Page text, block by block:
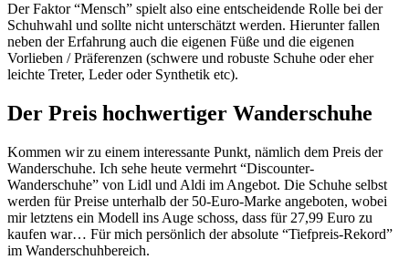
Der Faktor “Mensch” spielt also eine entscheidende Rolle bei der
Schuhwahl und sollte nicht unterschätzt werden. Hierunter fallen
neben der Erfahrung auch die eigenen Füße und die eigenen
Vorlieben / Präferenzen (schwere und robuste Schuhe oder eher
leichte Treter, Leder oder Synthetik etc).
Der Preis hochwertiger Wanderschuhe
Kommen wir zu einem interessante Punkt, nämlich dem Preis der
Wanderschuhe. Ich sehe heute vermehrt “Discounter-
Wanderschuhe” von Lidl und Aldi im Angebot. Die Schuhe selbst
werden für Preise unterhalb der 50-Euro-Marke angeboten, wobei
mir letztens ein Modell ins Auge schoss, dass für 27,99 Euro zu
kaufen war… Für mich persönlich der absolute “Tiefpreis-Rekord”
im Wanderschuhbereich.